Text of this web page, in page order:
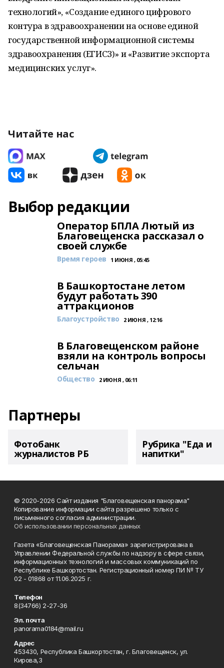
технологий», «Создание единого цифрового
контура в здравоохранении на основе единой
государственной информационной системы
здравоохранения (ЕГИСЗ)» и «Развитие экспорта
медицинских услуг».
Читайте нас
Выбор редакции
Оператор БПЛА Лютый из
Благовещенска рассказал о
своей службе
Время героев 1 ИЮНЯ , 05:45
В Башкортостане летом
будут работать 390
аттракционов
Благоустройство 2 ИЮНЯ , 12:16
В Благовещенском районе
взяли на контроль вопросы
сельчан
Общество 2 ИЮНЯ , 06:11
Партнеры
Фотобанк
журналистов РБ
Рубрика "Еда и
напитки"
© 2020-2026 Сайт издания "Благовещенская панорама"
Копирование информации сайта разрешено только с
письменного согласия администрации.
Об использовании персональных данных
Газета «Благовещенская Панорама» зарегистрирована в
Управлении Федеральной службы по надзору в сфере связи,
информационных технологий и массовых коммуникаций по
Республике Башкортостан. Регистрационный номер ПИ № ТУ
02 - 01868 от 11.06.2025 г.
Телефон
8(34766) 2-27-36
Эл. почта
panorama0184@mail.ru
Адрес
453430, Республика Башкортостан, г. Благовещенск, ул.
Кирова,3